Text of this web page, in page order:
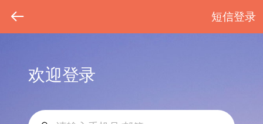
短信登录
欢迎登录